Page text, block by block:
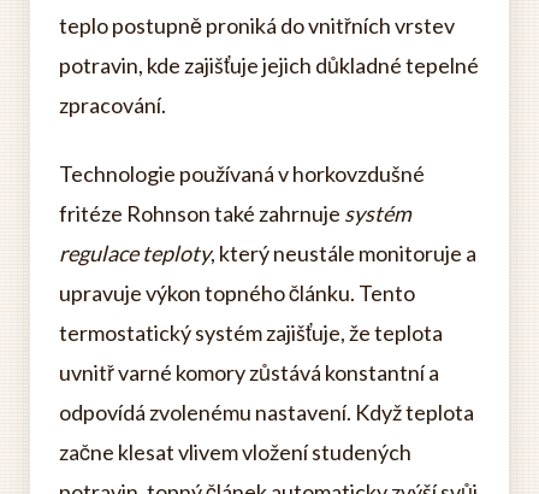
teplo postupně proniká do vnitřních vrstev
potravin, kde zajišťuje jejich důkladné tepelné
zpracování.
Technologie používaná v horkovzdušné
fritéze Rohnson také zahrnuje systém
regulace teploty, který neustále monitoruje a
upravuje výkon topného článku. Tento
termostatický systém zajišťuje, že teplota
uvnitř varné komory zůstává konstantní a
odpovídá zvolenému nastavení. Když teplota
začne klesat vlivem vložení studených